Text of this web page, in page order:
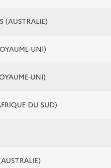
(AUSTRALIE)
UNI)
UNI)
DU SUD)